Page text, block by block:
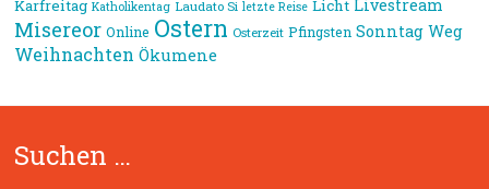
Karfreitag Katholikentag Laudato Si letzte Reise Licht Livestream
Misereor Online Ostern Osterzeit Pfingsten Sonntag Weg
Weihnachten Ökumene
Suchen …